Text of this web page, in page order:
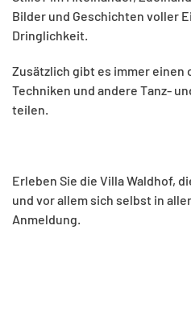
Bilder und Geschichten voller
Dringlichkeit.
Zusätzlich gibt es immer einen
Techniken und andere Tanz-
teilen.
Erleben Sie die Villa Waldhof,
und vor allem sich selbst in
Anmeldung.